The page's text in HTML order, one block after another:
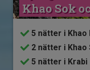
Khao Sok
5 nätter i Khao
2 nätter i Khao
5 nätter i Krabi